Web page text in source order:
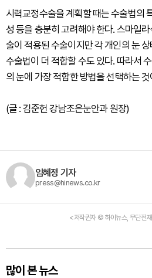
시력교정수술을 계획할 때는 수술법의
성 등을 충분히 고려해야 한다. 스마일
술이 적용된 수술이지만 각 개인의 눈
수술법이 더 적합할 수도 있다. 따라서
의 눈에 가장 적합한 방법을 선택하는
(글 : 김준헌 강남조은눈안과 원장)
임혜정 기자
press@hinews.co.kr
<저작권자 © 하이뉴스, 무단전
많이 본 뉴스